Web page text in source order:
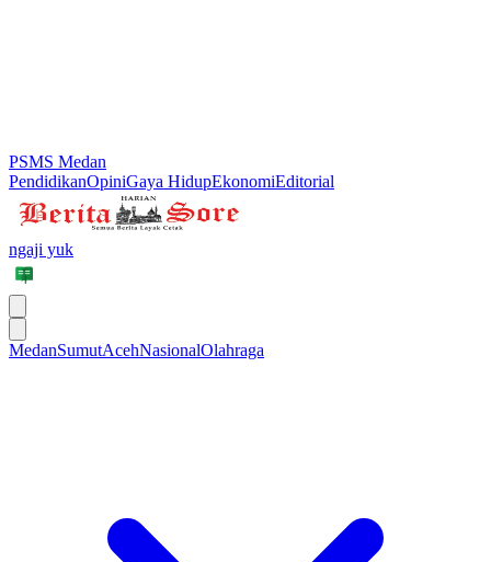
PSMS Medan
PendidikanOpiniGaya HidupEkonomiEditorial
ngaji yuk
MedanSumutAcehNasionalOlahraga